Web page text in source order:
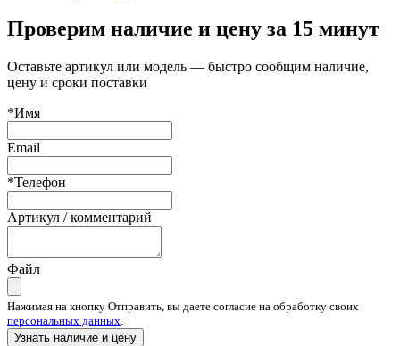
Проверим наличие и цену за 15 минут
Оставьте артикул или модель — быстро сообщим наличие,
цену и сроки поставки
*Имя
Email
*Телефон
Артикул / комментарий
Файл
Нажимая на кнопку Отправить, вы даете согласие на обработку своих
персональных данных.
Узнать наличие и цену